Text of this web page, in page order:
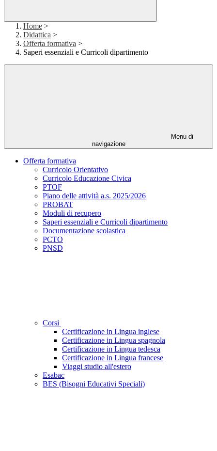
Home >
Didattica >
Offerta formativa >
Saperi essenziali e Curricoli dipartimento
Menu di
navigazione
Offerta formativa
Curricolo Orientativo
Curricolo Educazione Civica
PTOF
Piano delle attività a.s. 2025/2026
PROBAT
Moduli di recupero
Saperi essenziali e Curricoli dipartimento
Documentazione scolastica
PCTO
PNSD
Corsi
Certificazione in Lingua inglese
Certificazione in Lingua spagnola
Certificazione in Lingua tedesca
Certificazione in Lingua francese
Viaggi studio all'estero
Esabac
BES (Bisogni Educativi Speciali)